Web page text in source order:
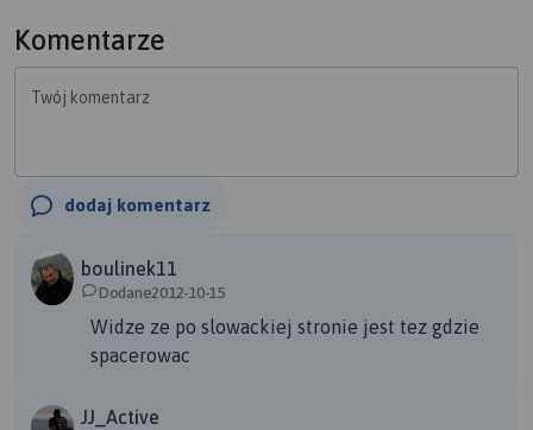
Komentarze
Twój komentarz
dodaj komentarz
boulinek11
Dodane2012-10-15
Widze ze po slowackiej stronie jest tez gdzie
spacerowac
JJ_Active